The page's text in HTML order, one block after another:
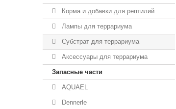
Корма и добавки для рептилий
Лампы для террариума
Субстрат для террариума
Аксессуары для террариума
Запасные части
AQUAEL
Dennerle